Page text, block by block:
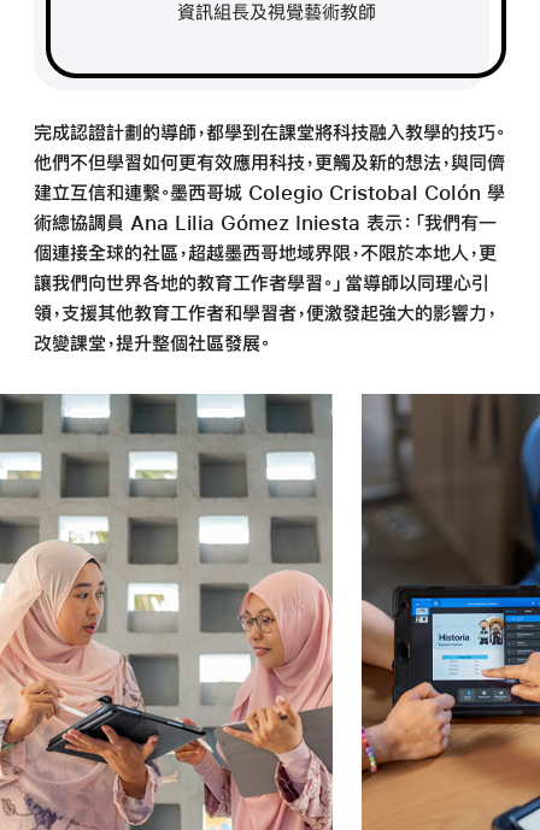
資訊組長及視覺藝術教師
完成認證計劃的導師，都學到在課堂將科技融入教學的技巧。
他們不但學習如何更有效應用科技，更觸及新的想法，與同儕
建立互信和連繫。墨西哥城 Colegio Cristobal Colón 學
術總協調員 Ana Lilia Gómez Iniesta 表示：「我們有一
個連接全球的社區，超越墨西哥地域界限，不限於本地人，更
讓我們向世界各地的教育工作者學習。」當導師以同理心引
領，支援其他教育工作者和學習者，便激發起強大的影響力，
改變課堂，提升整個社區發展。